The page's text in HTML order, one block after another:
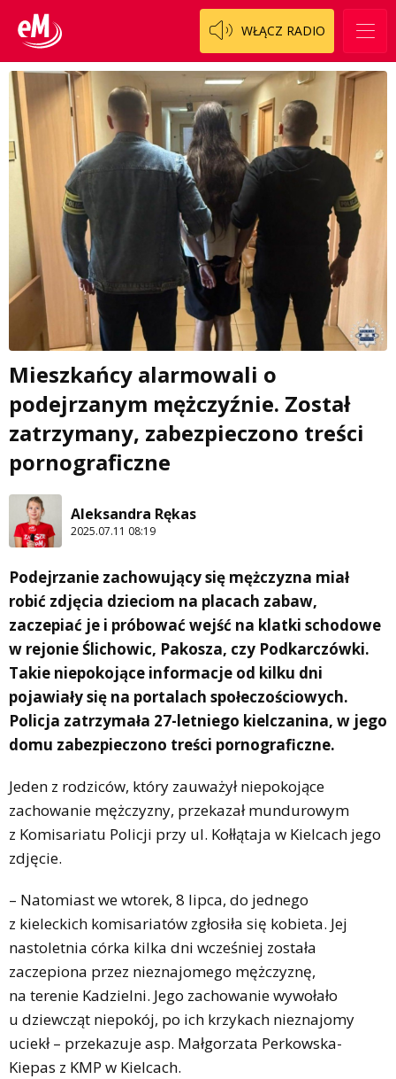
WŁĄCZ RADIO
Mieszkańcy alarmowali o
podejrzanym mężczyźnie. Został
zatrzymany, zabezpieczono treści
pornograficzne
Aleksandra Rękas
2025.07.11 08:19
Podejrzanie zachowujący się mężczyzna miał
robić zdjęcia dzieciom na placach zabaw,
zaczepiać je i próbować wejść na klatki schodowe
w rejonie Ślichowic, Pakosza, czy Podkarczówki.
Takie niepokojące informacje od kilku dni
pojawiały się na portalach społeczościowych.
Policja zatrzymała 27-letniego kielczanina, w jego
domu zabezpieczono treści pornograficzne.
Jeden z rodziców, który zauważył niepokojące
zachowanie mężczyzny, przekazał mundurowym
z Komisariatu Policji przy ul. Kołłątaja w Kielcach jego
zdjęcie.
– Natomiast we wtorek, 8 lipca, do jednego
z kieleckich komisariatów zgłosiła się kobieta. Jej
nastoletnia córka kilka dni wcześniej została
zaczepiona przez nieznajomego mężczyznę,
na terenie Kadzielni. Jego zachowanie wywołało
u dziewcząt niepokój, po ich krzykach nieznajomy
uciekł – przekazuje asp. Małgorzata Perkowska-
Kiepas z KMP w Kielcach.